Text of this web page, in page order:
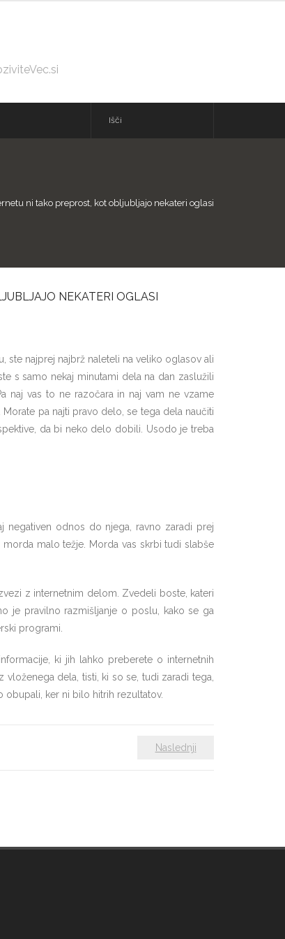
ni tako preprost, kot obljubljajo nekateri oglasi
NEKATERI OGLASI
ste najprej najbrž naleteli na veliko oglasov ali
s samo nekaj minutami dela na dan zaslužili
naj vas to ne razočara in naj vam ne vzame
pa najti pravo delo, se tega dela naučiti
da bi neko delo dobili. Usodo je treba
negativen odnos do njega, ravno zaradi prej
malo težje. Morda vas skrbi tudi slabše
z internetnim delom. Zvedeli boste, kateri
je pravilno razmišljanje o poslu, kako se ga
programi.
ki jih lahko preberete o internetnih
dela, tisti, ki so se, tudi zaradi tega,
obupali, ker ni bilo hitrih rezultatov.
Naslednji